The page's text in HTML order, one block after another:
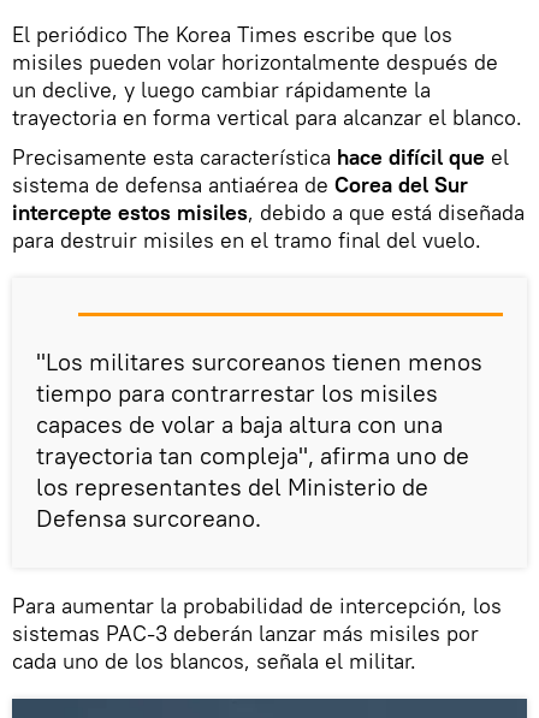
El periódico The Korea Times escribe que los
misiles pueden volar horizontalmente después de
un declive, y luego cambiar rápidamente la
trayectoria en forma vertical para alcanzar el blanco.
Precisamente esta característica hace difícil que el
sistema de defensa antiaérea de Corea del Sur
intercepte estos misiles, debido a que está diseñada
para destruir misiles en el tramo final del vuelo.
"Los militares surcoreanos tienen menos
tiempo para contrarrestar los misiles
capaces de volar a baja altura con una
trayectoria tan compleja", afirma uno de
los representantes del Ministerio de
Defensa surcoreano.
Para aumentar la probabilidad de intercepción, los
sistemas PAC-3 deberán lanzar más misiles por
cada uno de los blancos, señala el militar.